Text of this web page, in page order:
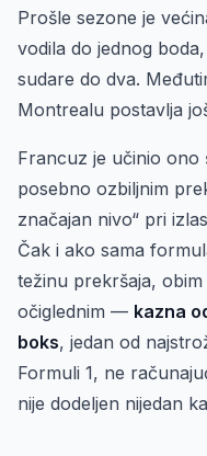
Prošle sezone je
vodila do jednog
sudare do dva.
Montrealu postavlja
Francuz je učinio ono
posebno ozbiljnim
značajan nivo“ pri
Čak i ako sama
težinu prekršaja,
očiglednim — kazna
boks, jedan od
Formuli 1, ne
nije dodeljen nijedan